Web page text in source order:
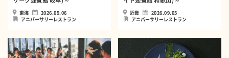
東海
2026.09.06
アニバーサリーレストラン
近畿
2026.09.05
アニバーサリーレストラン